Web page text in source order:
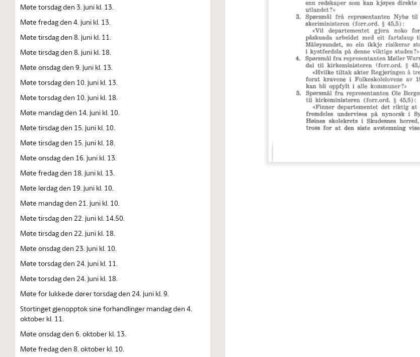
Møte torsdag den 3. juni kl. 13.
Møte fredag den 4. juni kl. 13.
Møte tirsdag den 8. juni kl. 11.
Møte tirsdag den 8. juni kl. 18.
Møte onsdag den 9. juni kl. 13.
Møte torsdag den 10. juni kl. 13.
Møte torsdag den 10. juni kl. 18.
Møte mandag den 14. juni kl. 10.
Møte tirsdag den 15. juni kl. 10.
Møte tirsdag den 15. juni kl. 18.
Møte onsdag den 16. juni kl. 13.
Møte fredag den 18. juni kl. 13.
Møte lørdag den 19. juni kl. 10.
Møte mandag den 21. juni kl. 10.
Møte tirsdag den 22. juni kl. 14.50.
Møte tirsdag den 22. juni kl. 18.
Møte onsdag den 23. juni kl. 10.
Møte torsdag den 24. juni kl. 11.
Møte torsdag den 24. juni kl. 18.
Møte for lukkede dører torsdag den 24. juni kl. 9.
Stortinget gjenopptok sine forhandlinger mandag den 4.
oktober kl. 11.
Møte onsdag den 6. oktober kl. 13.
Møte fredag den 8. oktober kl. 10.